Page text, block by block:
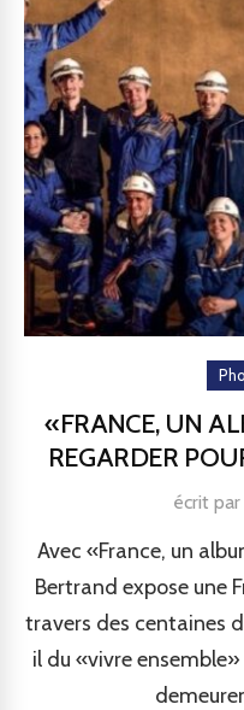
«FRANCE, UN
REGARDER
écrit par
Avec «France, un
Bertrand expose une
travers des centaines
il du «vivre